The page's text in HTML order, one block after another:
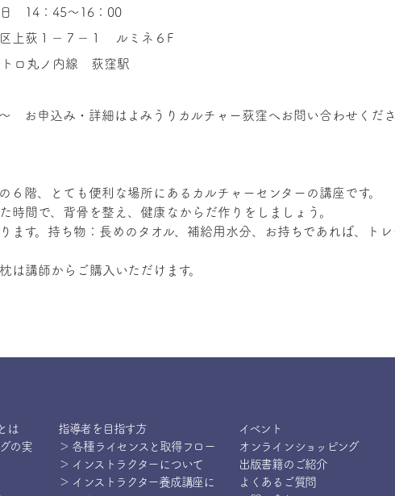
14：45～16：00
上荻１－７－１ ルミネ６F
ロ丸ノ内線 荻窪駅
お申込み・詳細はよみうりカルチャー荻窪へお問い合わせくださ
６階、とても便利な場所にあるカルチャーセンターの講座です。
時間で、背骨を整え、健康なからだ作りをしましょう。
ます。持ち物：長めのタオル、補給用水分、お持ちであれば、ト
は講師からご購入いただけます。
は
の実
指導者を目指す方
＞ 各種ライセンスと取得フロー
＞ インストラクターについて
＞ インストラクター養成講座に
イベント
オンラインショッピング
出版書籍のご紹介
よくあるご質問